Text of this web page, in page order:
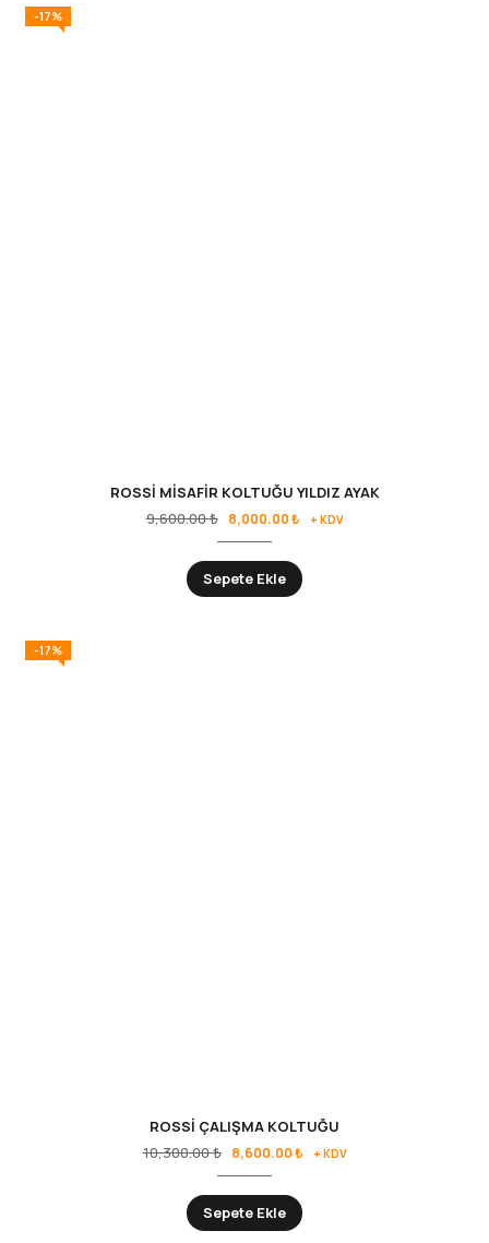
-17%
ROSSİ MİSAFİR KOLTUĞU YILDIZ AYAK
9,600.00₺ 8,000.00₺ + KDV
Sepete Ekle
-17%
ROSSİ ÇALIŞMA KOLTUĞU
10,300.00₺ 8,600.00₺ + KDV
Sepete Ekle